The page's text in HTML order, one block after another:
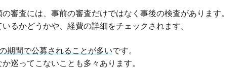
審査には、事前の審査だけではなく事後の検査があります。
るかどうかや、経費の詳細をチェックされます。
期間で公募されることが多いです。
巡ってこないことも多々あります。